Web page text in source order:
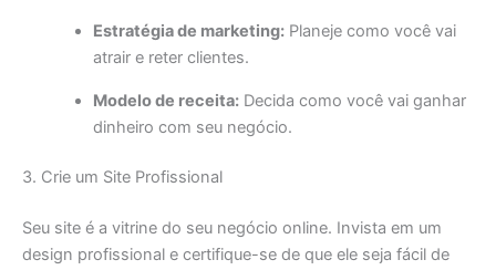
Estratégia de marketing:Planeje como você vai
atrair e reter clientes.
Modelo de receita:Decida como você vai ganhar
dinheiro com seu negócio.
3. Crie um Site Profissional
Seu site é a vitrine do seu negócio online. Invista em um
design profissional e certifique-se de que ele seja fácil de